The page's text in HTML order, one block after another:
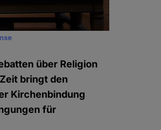
über Religion
bringt den
Kirchenbindung
für